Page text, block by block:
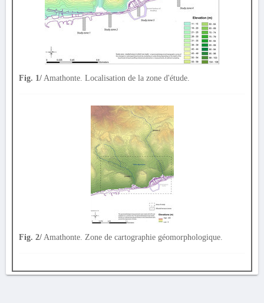
Fig. 1/ Amathonte. Localisation de la zone d'étude.
Fig. 2/ Amathonte. Zone de cartographie géomorphologique.